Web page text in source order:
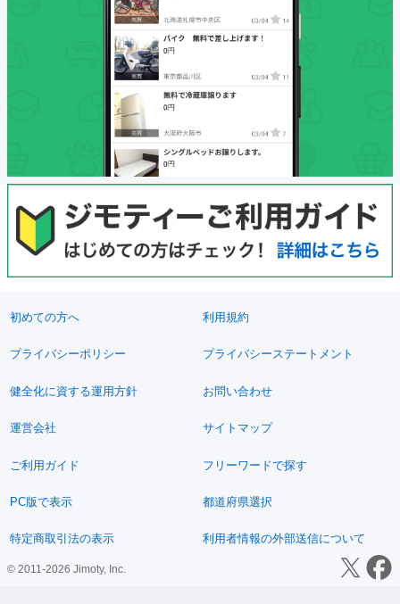
初めての方へ 利用規約
プライバシーポリシー プライバシーステートメント
健全化に資する運用方針 お問い合わせ
運営会社 サイトマップ
ご利用ガイド フリーワードで探す
PC版で表示 都道府県選択
特定商取引法の表示 利用者情報の外部送信について
© 2011-2026 Jimoty, Inc.